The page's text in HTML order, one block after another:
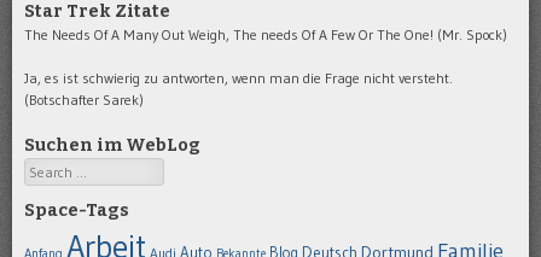
Star Trek Zitate
The Needs Of A Many Out Weigh, The needs Of A Few Or The One! (Mr. Spock)
Ja, es ist schwierig zu antworten, wenn man die Frage nicht versteht.
(Botschafter Sarek)
Suchen im WebLog
Search
Space-Tags
Anfang Arbeit Audi Auto Blog Deutsch Dortmund Familie